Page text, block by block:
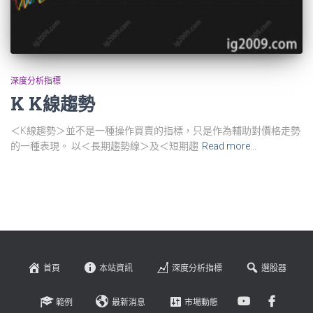
深度分析指標
K K線趨勢
＜K線趨勢＞並不是一種操作買賣的指標，只是作為輔助對價格走勢
的一種表現。 以＜長期趨勢線＞及＜短期趨 Read more…
首頁 本站資訊 深度分析指標 選股器
範例 最新消息 市場動態